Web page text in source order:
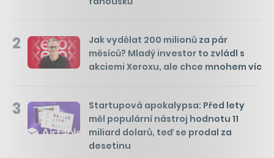
2
Jak vydělat 200 milionů za pár
měsíců? Mladý investor to zvládl s
akciemi Xeroxu, ale chce mnohem víc
3
Startupová apokalypsa: Před lety
měl populární nástroj hodnotu 11
miliard dolarů, teď se prodal za
desetinu